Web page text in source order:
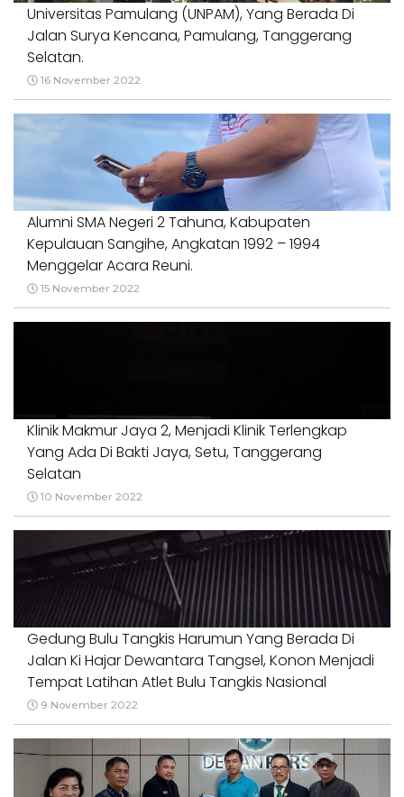
Universitas Pamulang (UNPAM), Yang Berada Di
Jalan Surya Kencana, Pamulang, Tanggerang
Selatan.
16 November 2022
Alumni SMA Negeri 2 Tahuna, Kabupaten
Kepulauan Sangihe, Angkatan 1992 – 1994
Menggelar Acara Reuni.
15 November 2022
Klinik Makmur Jaya 2, Menjadi Klinik Terlengkap
Yang Ada Di Bakti Jaya, Setu, Tanggerang
Selatan
10 November 2022
Gedung Bulu Tangkis Harumun Yang Berada Di
Jalan Ki Hajar Dewantara Tangsel, Konon Menjadi
Tempat Latihan Atlet Bulu Tangkis Nasional
9 November 2022